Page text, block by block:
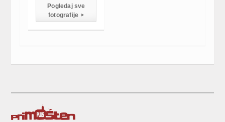
Pogledaj sve
fotografije▸